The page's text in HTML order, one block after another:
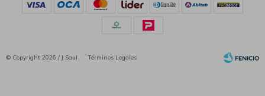
© Copyright 2026 / J.Saul Términos Legales